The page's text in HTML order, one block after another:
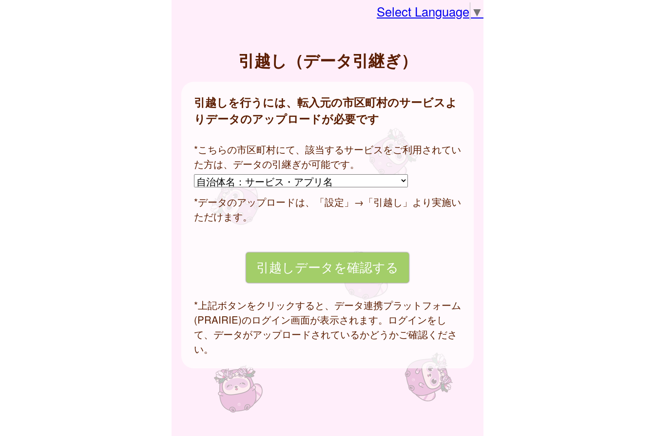
Select Language ▼
引越し（データ引継ぎ）
引越しを行うには、転入元の市区町村のサービスよ
りデータのアップロードが必要です
*こちらの市区町村にて、該当するサービスをご利用されてい
た方は、データの引継ぎが可能です。
*データのアップロードは、「設定」→「引越し」より実施い
ただけます。
*上記ボタンをクリックすると、データ連携プラットフォーム
(PRAIRIE)のログイン画面が表示されます。ログインをし
て、データがアップロードされているかどうかご確認くださ
い。